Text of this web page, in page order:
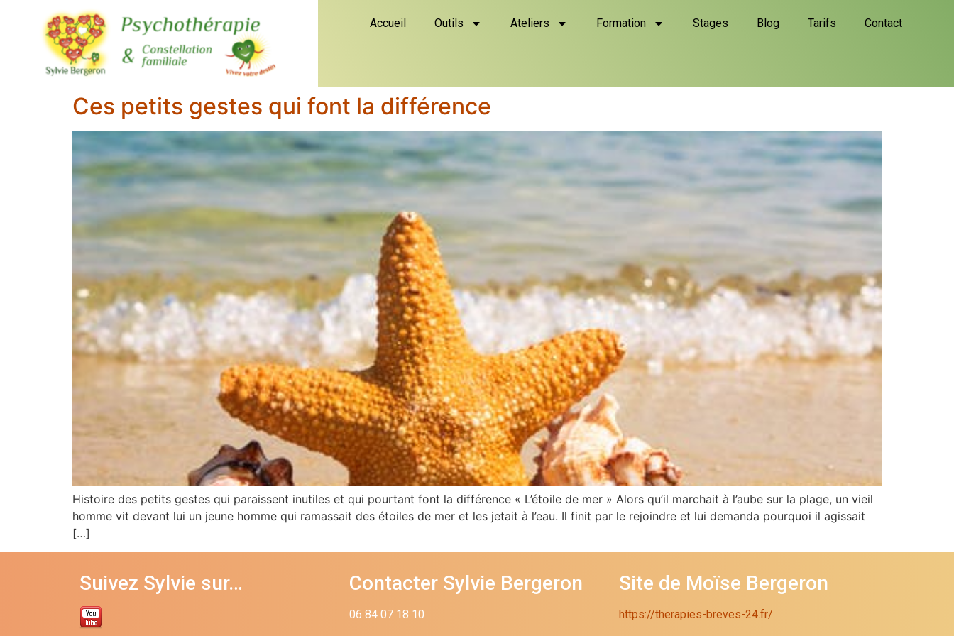
Accueil Outils Ateliers Formation Stages Blog Tarifs Contact
Ces petits gestes qui font la différence
Histoire des petits gestes qui paraissent inutiles et qui pourtant font la différence « L’étoile de mer » Alors qu’il marchait à l’aube sur la plage, un vieil
homme vit devant lui un jeune homme qui ramassait des étoiles de mer et les jetait à l’eau. Il finit par le rejoindre et lui demanda pourquoi il agissait
[…]
Suivez Sylvie sur… Contacter Sylvie Bergeron
06 84 07 18 10
Site de Moïse Bergeron
https://therapies-breves-24.fr/